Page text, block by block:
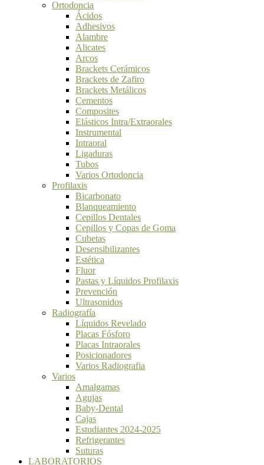
Ortodoncia
Ácidos
Adhesivos
Alambre
Alicates
Arcos
Brackets Cerámicos
Brackets de Zafiro
Brackets Metálicos
Cementos
Composites
Elásticos Intra/Extraorales
Instrumental
Intraoral
Ligaduras
Tubos
Varios Ortodoncia
Profilaxis
Bicarbonato
Blanqueamiento
Cepillos Dentales
Cepillos y Copas de Goma
Cubetas
Desensibilizantes
Estética
Fluor
Pastas y Líquidos Profilaxis
Prevención
Ultrasonidos
Radiografía
Líquidos Revelado
Placas Fósforo
Placas Intraorales
Posicionadores
Varios Radiografia
Varios
Amalgamas
Agujas
Baby-Dental
Cajas
Estudiantes 2024-2025
Refrigerantes
Suturas
LABORATORIOS